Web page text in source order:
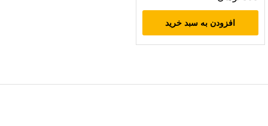
افزودن به سبد خرید